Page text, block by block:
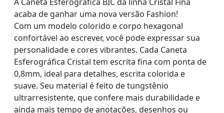
acaba de ganhar uma nova versão Fashion!
Com um modelo colorido e corpo hexagonal
confortável ao escrever, você pode expressar sua
personalidade e cores vibrantes. Cada Caneta
Esferográfica Cristal tem escrita fina com ponta de
0,8mm, ideal para detalhes, escrita colorida e
suave. Seu material é feito de tungstênio
ultrarresistente, que confere mais durabilidade e
ainda mais tempo de anotações, desenhos ou